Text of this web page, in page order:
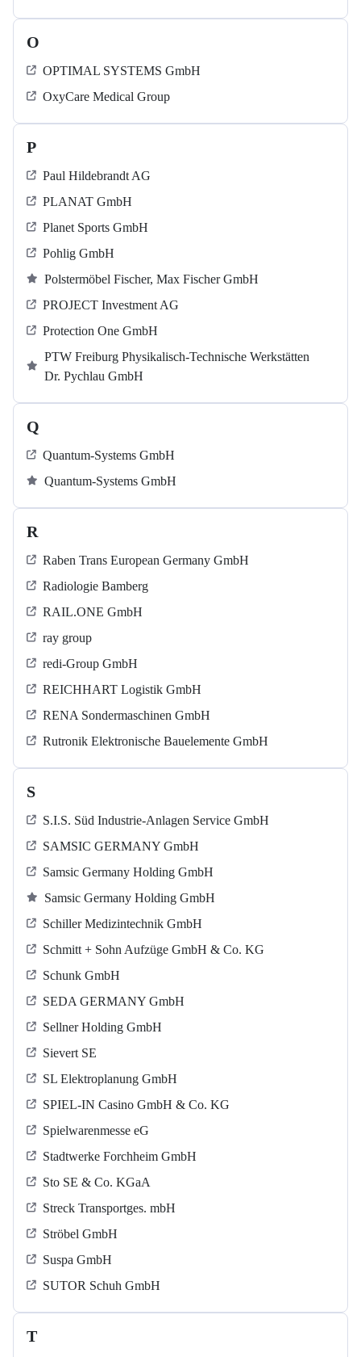
O
OPTIMAL SYSTEMS GmbH
OxyCare Medical Group
P
Paul Hildebrandt AG
PLANAT GmbH
Planet Sports GmbH
Pohlig GmbH
Polstermöbel Fischer, Max Fischer GmbH
PROJECT Investment AG
Protection One GmbH
PTW Freiburg Physikalisch-Technische Werkstätten
Dr. Pychlau GmbH
Q
Quantum-Systems GmbH
Quantum-Systems GmbH
R
Raben Trans European Germany GmbH
Radiologie Bamberg
RAIL.ONE GmbH
ray group
redi-Group GmbH
REICHHART Logistik GmbH
RENA Sondermaschinen GmbH
Rutronik Elektronische Bauelemente GmbH
S
S.I.S. Süd Industrie-Anlagen Service GmbH
SAMSIC GERMANY GmbH
Samsic Germany Holding GmbH
Samsic Germany Holding GmbH
Schiller Medizintechnik GmbH
Schmitt + Sohn Aufzüge GmbH & Co. KG
Schunk GmbH
SEDA GERMANY GmbH
Sellner Holding GmbH
Sievert SE
SL Elektroplanung GmbH
SPIEL-IN Casino GmbH & Co. KG
Spielwarenmesse eG
Stadtwerke Forchheim GmbH
Sto SE & Co. KGaA
Streck Transportges. mbH
Ströbel GmbH
Suspa GmbH
SUTOR Schuh GmbH
T